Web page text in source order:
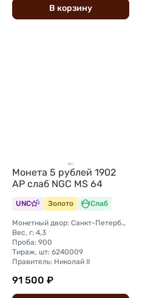
В корзину
Монета 5 рублей 1902
АР слаб NGC MS 64
UNC Золото Слаб
Монетный двор: Санкт-Петербургский монетный двор
Вес, г: 4,3
Проба: 900
Тираж, шт: 6240009
Правитель: Николай II
91 500 ₽